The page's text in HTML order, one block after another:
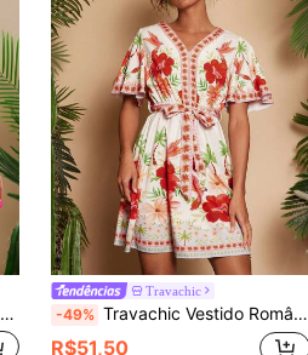
Travachic
-49% Travachic Vestido Romântico de Férias com Decote em V e Manga Curta com Estampa Floral para Mulheres
R$51,50